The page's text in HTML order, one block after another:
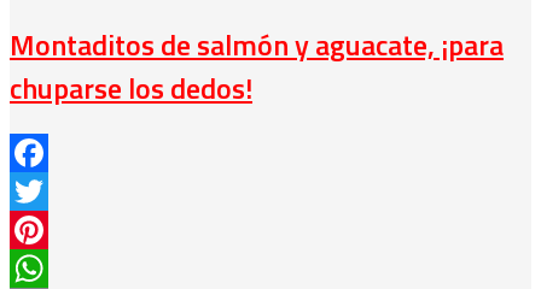
Montaditos de salmón y aguacate, ¡para
chuparse los dedos!
Facebook
Twitter
Pinterest